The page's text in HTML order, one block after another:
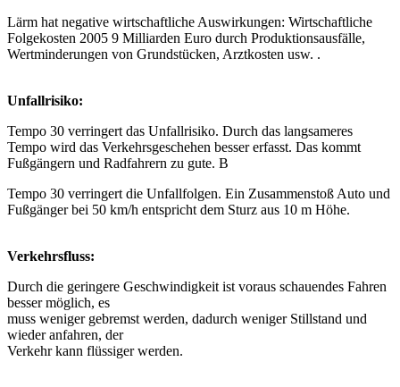
Lärm hat negative wirtschaftliche Auswirkungen: Wirtschaftliche
Folgekosten 2005 9 Milliarden Euro durch Produktionsausfälle,
Wertminderungen von Grundstücken, Arztkosten usw. .
Unfallrisiko:
Tempo 30 verringert das Unfallrisiko. Durch das langsameres
Tempo wird das Verkehrsgeschehen besser erfasst. Das kommt
Fußgängern und Radfahrern zu gute. B
Tempo 30 verringert die Unfallfolgen. Ein Zusammenstoß Auto und
Fußgänger bei 50 km/h entspricht dem Sturz aus 10 m Höhe.
Verkehrsfluss:
Durch die geringere Geschwindigkeit ist voraus schauendes Fahren
besser möglich, es
muss weniger gebremst werden, dadurch weniger Stillstand und
wieder anfahren, der
Verkehr kann flüssiger werden.